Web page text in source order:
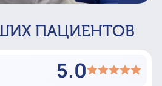
ПАЦИЕНТОВ
5.0